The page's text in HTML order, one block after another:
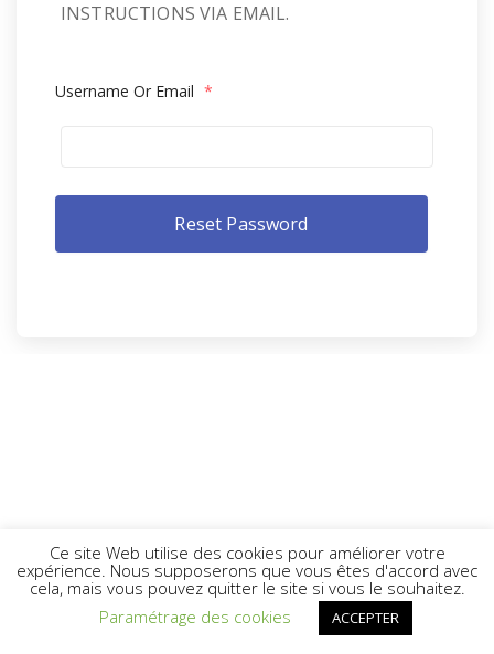
INSTRUCTIONS VIA EMAIL.
Username Or Email *
Ce site Web utilise des cookies pour améliorer votre
expérience. Nous supposerons que vous êtes d'accord avec
cela, mais vous pouvez quitter le site si vous le souhaitez.
Paramétrage des cookies
ACCEPTER